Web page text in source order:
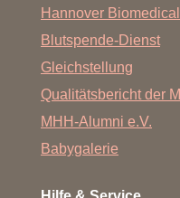
Hannover
Blutspende-Dienst
Gleichstellung
Qualitätsbericht der
MHH-Alumni e.V.
Babygalerie